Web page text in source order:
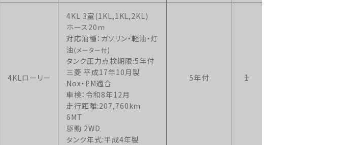
4KLローリー
4KL 3室(1KL,1KL,2KL)
ホース20ｍ
対応油種：ガソリン・軽油・灯
油(メーター付)
タンク圧力点検期限:5年付
三菱 平成17年10月製
Nox・PM適合
車検：令和8年12月
走行距離:207,760km
6MT
駆動 2WD
タンク年式:平成4年製
5年付 1